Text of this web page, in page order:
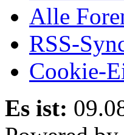
Alle
RSS-
Cookie-
Es ist: